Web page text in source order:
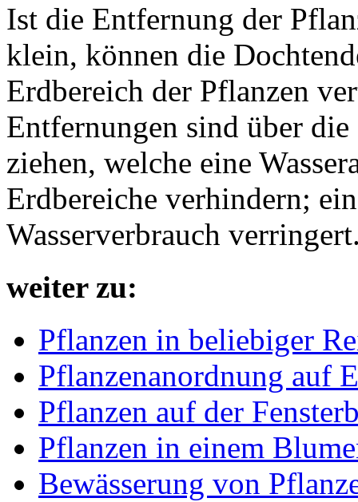
Ist die Entfernung der
klein, können die
Erdbereich der Pflanzen
Entfernungen sind über
ziehen, welche eine
Erdbereiche verhindern;
Wasserverbrauch
weiter zu:
Pflanzen in beliebiger
Pflanzenanordnung auf
Pflanzen auf der
Pflanzen in einem
Bewässerung von